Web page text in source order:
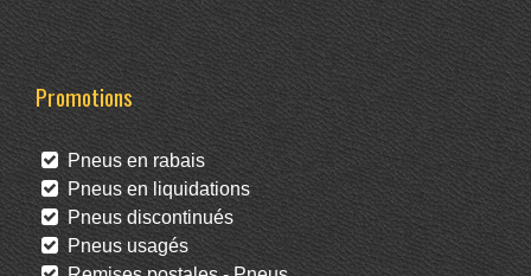
Promotions
Pneus en rabais
Pneus en liquidations
Pneus discontinués
Pneus usagés